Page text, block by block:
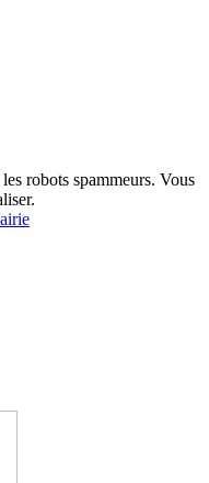
robots spammeurs. Vous